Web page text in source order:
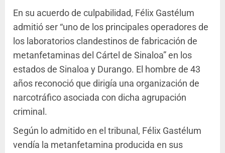
En su acuerdo de culpabilidad, Félix Gastélum
admitió ser “uno de los principales operadores de
los laboratorios clandestinos de fabricación de
metanfetaminas del Cártel de Sinaloa” en los
estados de Sinaloa y Durango. El hombre de 43
años reconoció que dirigía una organización de
narcotráfico asociada con dicha agrupación
criminal.
Según lo admitido en el tribunal, Félix Gastélum
vendía la metanfetamina producida en sus